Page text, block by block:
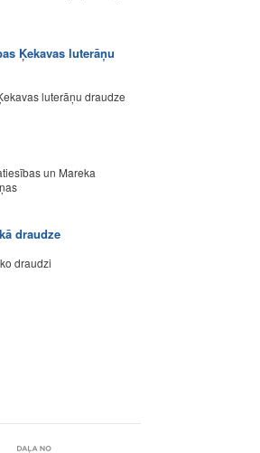
Ķekavas luterāņu
luterāņu draudze
un Mareka
draudze
draudzi